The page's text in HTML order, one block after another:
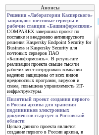
Анонсы
Решения «Лаборатории Касперского»
защищают почтовые серверы и
рабочие станции «Башинформсвязи»
COMPAREX завершила проект по
поставке и внедрению антивирусного
решения Kaspersky Endpoint Security for
Business и Kaspersky Security для
почтовых серверов ПАО
«Башинформсвязь». В результате
реализации проекта свыше тысячи
рабочих мест сотрудников компании
надежно защищены от всех видов
вредоносных программ, вирусов и
спама, повышена управляемость ИТ-
инфраструктуры.
Пилотный проект создания первого
в России архива для хранения
подлинников электронных
документов стартует в Ростовской
области
Целью данного проекта является
создание первого в России архива, в